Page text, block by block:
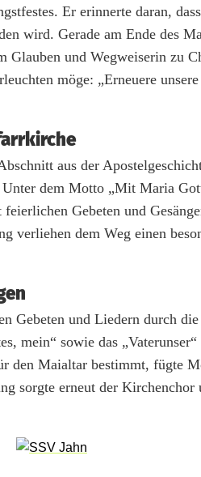
Er erinnerte daran,
wird. Gerade am Ende des
und Wegweiserin zu
möge: „Erneuere
aus der
dem Motto „Mit Maria
Gebeten und
verliehen dem Weg einen
und Liedern durch
mein“ sowie das
Maialtar bestimmt, fügte
sorgte erneut der